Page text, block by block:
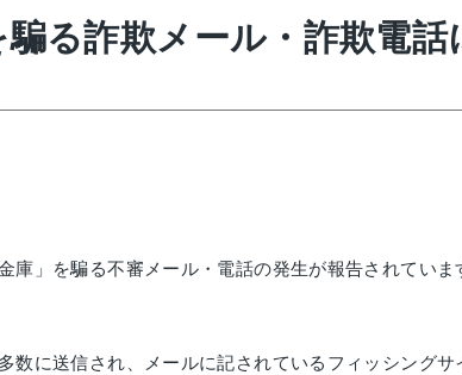
る詐欺メール・詐欺電
」を騙る不審メール・電話の発生が報告されていま
数に送信され、メールに記されているフィッシング